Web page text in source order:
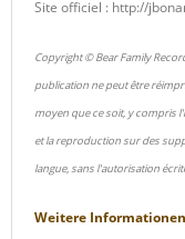
Site officiel : http://
Copyright © Bear Family
publication ne peut être
moyen que ce soit, y compris
et la reproduction sur des
langue, sans l'autorisation
Weitere